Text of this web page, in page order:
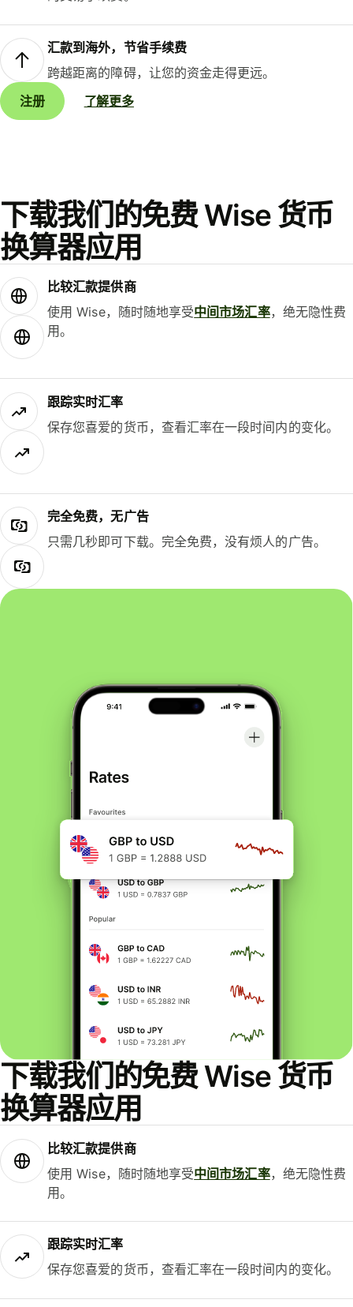
汇款到海外，节省手续费
跨越距离的障碍，让您的资金走得更远。
注册
了解更多
下载我们的免费 Wise 货币
换算器应用
比较汇款提供商
使用 Wise，随时随地享受中间市场汇率，绝无隐性费
用。
跟踪实时汇率
保存您喜爱的货币，查看汇率在一段时间内的变化。
完全免费，无广告
只需几秒即可下载。完全免费，没有烦人的广告。
下载我们的免费 Wise 货币
换算器应用
比较汇款提供商
使用 Wise，随时随地享受中间市场汇率，绝无隐性费
用。
跟踪实时汇率
保存您喜爱的货币，查看汇率在一段时间内的变化。